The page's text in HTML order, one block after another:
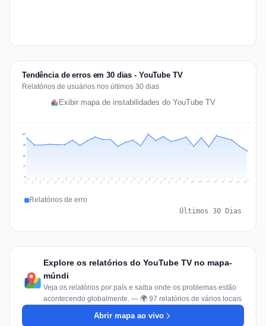
Tendência de erros em 30 dias - YouTube TV
Relatórios de usuários nos últimos 30 dias
Exibir mapa de instabilidades do YouTube TV
27
54
80
107
Jul 10 Jul 11 Jul 12 Jul 13 Jul 14 Jul 15 Jul 16 Jul 17 Jul 18 Jul 19 Jul 20 Jul 21 Jul 22 Jul 23 Jul 24 Jul 25 Jul 26 Jul 27 Jul 28 Jul 29 Jul 30 Jul 31 Aug 1 Aug 2 Aug 3 Aug 4 Aug 5 Aug 6 Aug 7 Aug 8
Relatórios de erro
Últimos 30 Dias
Explore os relatórios do YouTube TV no mapa-
múndi
Veja os relatórios por país e saiba onde os problemas estão
acontecendo globalmente. — 🌍 97 relatórios de vários locais
Abrir mapa ao vivo